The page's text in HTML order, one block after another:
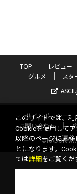
TOP レビュー
グルメ
スタ
サイトポリシー
お問い合わせ
このサイトでは、利
Cookieを使用して
以降のページに遷
とになります。
ては詳細 をご覧くだ